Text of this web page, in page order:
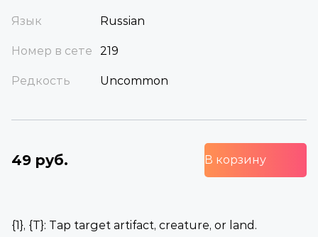
Язык Russian
Номер в сете 219
Редкость Uncommon
49 руб. В корзину
{1}, {T}: Tap target artifact, creature, or land.